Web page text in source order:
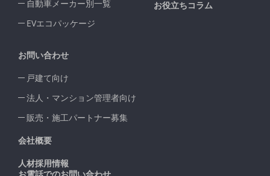
自動車メーカー別一覧
EVエコパッケージ
お役立ちコラム
お問い合わせ
戸建て向け
法人・マンション管理者向け
販売・施工パートナー募集
会社概要
人材採用情報